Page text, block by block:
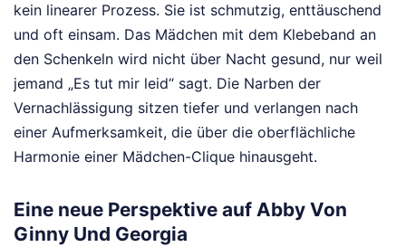
kein linearer Prozess. Sie ist schmutzig, enttäuschend
und oft einsam. Das Mädchen mit dem Klebeband an
den Schenkeln wird nicht über Nacht gesund, nur weil
jemand „Es tut mir leid“ sagt. Die Narben der
Vernachlässigung sitzen tiefer und verlangen nach
einer Aufmerksamkeit, die über die oberflächliche
Harmonie einer Mädchen-Clique hinausgeht.
Eine neue Perspektive auf Abby Von
Ginny Und Georgia